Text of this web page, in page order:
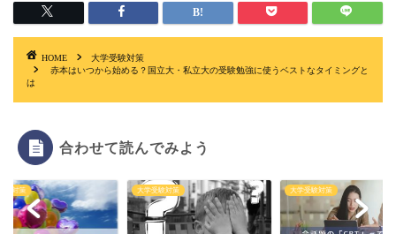
HOME
大学受験対策
赤本はいつから始める？国立大・私立大の受験勉強に使うベストなタイミングと
は
合わせて読んでみよう
験対策 大学受験対策 大学受験対策